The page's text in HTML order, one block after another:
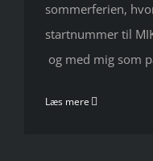
sommerferien,
startnummer til
og med mig som
Læs mere